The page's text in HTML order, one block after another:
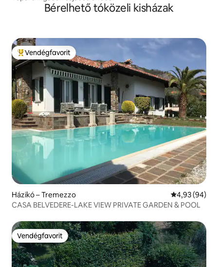
Bérelhető tóközeli kisházak
Kiemelt vendégfavorit
Vendégfavorit
Házikó – Tremezzo Átlagos
4,93 (94)
CASA BELVEDERE-LAKE VIEW PRIVATE GARDEN & POOL
Vendégfavorit
Vendégfavorit